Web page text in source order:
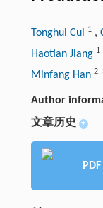
Tonghui Cui 1,
Haotian Jiang 1
Minfang Han 2,
Author
文章历史 +